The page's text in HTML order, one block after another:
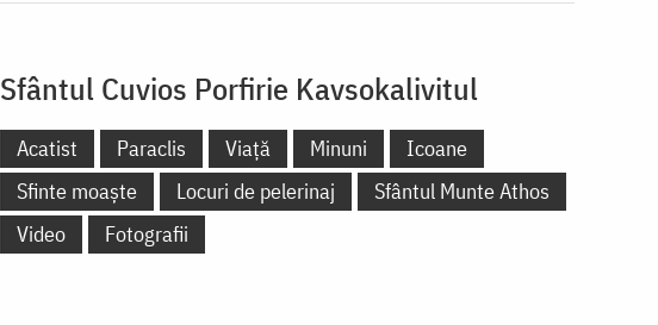
Sfântul Cuvios Porfirie Kavsokalivitul
Acatist Paraclis Viață Minuni
Icoane
Sfinte moaște
Locuri de pelerinaj
Sfântul Munte Athos
Video
Fotografii